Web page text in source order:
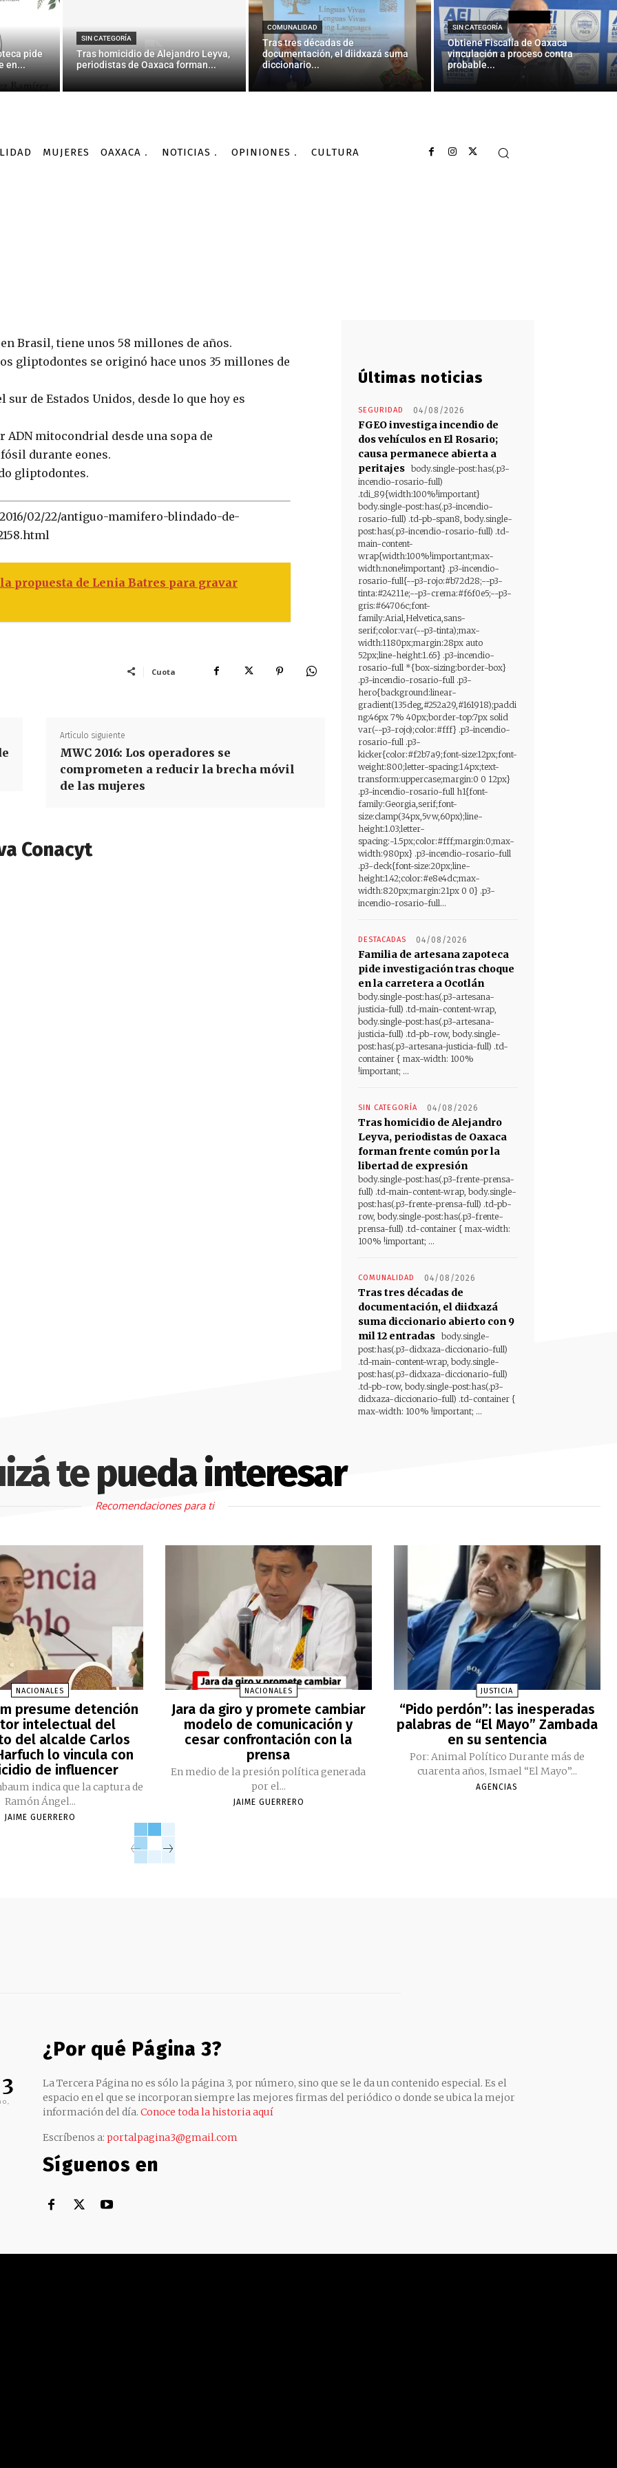
pide
en...
SIN CATEGORÍA
Tras homicidio de Alejandro Leyva,
periodistas de Oaxaca forman...
COMUNALIDAD
Tras tres décadas de
documentación, el diidxazá suma
diccionario...
SIN CATEGORÍA
Obtiene Fiscalía de Oaxaca
vinculación a proceso contra
probable...
MUJERES OAXACA NOTICIAS OPINIONES CULTURA
enorme armadillo
AGENCIA INFORMATIVA CONACYT - 23/02/2016
Brasil, tiene unos 58 millones de años.
gliptodontes se originó hace unos 35 millones de
de Estados Unidos, desde lo que hoy es
mitocondrial desde una sopa de
durante eones.
gliptodontes.
02/22/antiguo-mamifero-blindado-de-
propuesta de Lenia Batres para gravar
Cuota
Artículo siguiente
MWC 2016: Los operadores se
comprometen a reducir la brecha móvil
de las mujeres
Conacyt
Últimas noticias
SEGURIDAD 04/08/2026
FGEO investiga incendio de
dos vehículos en El Rosario;
causa permanece abierta a
peritajes body.single-post:has(.p3-
incendio-rosario-full)
.tdi_89{width:100%!important}
body.single-post:has(.p3-incendio-
rosario-full) .td-pb-span8, body.single-
post:has(.p3-incendio-rosario-full) .td-
main-content-
wrap{width:100%!important;max-
width:none!important} .p3-incendio-
rosario-full{--p3-rojo:#b72d28;--p3-
tinta:#24211e;--p3-crema:#f6f0e5;--p3-
gris:#64706c;font-
family:Arial,Helvetica,sans-
serif;color:var(--p3-tinta);max-
width:1180px;margin:28px auto
52px;line-height:1.65} .p3-incendio-
rosario-full *{box-sizing:border-box}
.p3-incendio-rosario-full .p3-
hero{background:linear-
gradient(135deg,#252a29,#161918);paddi
ng:46px 7% 40px;border-top:7px solid
var(--p3-rojo);color:#fff} .p3-incendio-
rosario-full .p3-
kicker{color:#f2b7a9;font-size:12px;font-
weight:800;letter-spacing:1.4px;text-
transform:uppercase;margin:0 0 12px}
.p3-incendio-rosario-full h1{font-
family:Georgia,serif;font-
size:clamp(34px,5vw,60px);line-
height:1.03;letter-
spacing:-1.5px;color:#fff;margin:0;max-
width:980px} .p3-incendio-rosario-full
.p3-deck{font-size:20px;line-
height:1.42;color:#e8e4dc;max-
width:820px;margin:21px 0 0} .p3-
incendio-rosario-full...
DESTACADAS 04/08/2026
Familia de artesana zapoteca
pide investigación tras choque
en la carretera a Ocotlán
body.single-post:has(.p3-artesana-
justicia-full) .td-main-content-wrap,
body.single-post:has(.p3-artesana-
justicia-full) .td-pb-row, body.single-
post:has(.p3-artesana-justicia-full) .td-
container { max-width: 100%
!important; ...
SIN CATEGORÍA 04/08/2026
Tras homicidio de Alejandro
Leyva, periodistas de Oaxaca
forman frente común por la
libertad de expresión
body.single-post:has(.p3-frente-prensa-
full) .td-main-content-wrap, body.single-
post:has(.p3-frente-prensa-full) .td-pb-
row, body.single-post:has(.p3-frente-
prensa-full) .td-container { max-width:
100% !important; ...
COMUNALIDAD 04/08/2026
Tras tres décadas de
documentación, el diidxazá
suma diccionario abierto con 9
mil 12 entradas body.single-
post:has(.p3-didxaza-diccionario-full)
.td-main-content-wrap, body.single-
post:has(.p3-didxaza-diccionario-full)
.td-pb-row, body.single-post:has(.p3-
didxaza-diccionario-full) .td-container {
max-width: 100% !important; ...
te pueda interesar
Recomendaciones para ti
NACIONALES
presume detención
intelectual del
del alcalde Carlos
lo vincula con
de influencer
indica que la captura de
Ramón Ángel...
JAIME GUERRERO
NACIONALES
Jara da giro y promete cambiar
modelo de comunicación y
cesar confrontación con la
prensa
En medio de la presión política generada
por el...
JAIME GUERRERO
JUSTICIA
“Pido perdón”: las inesperadas
palabras de “El Mayo” Zambada
en su sentencia
Por: Animal Político Durante más de
cuarenta años, Ismael “El Mayo”...
AGENCIAS